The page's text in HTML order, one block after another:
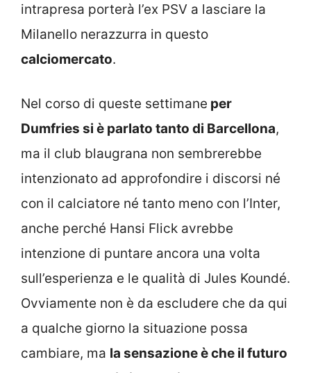
intrapresa porterà l’ex PSV a lasciare la
Milanello nerazzurra in questo
calciomercato.
Nel corso di queste settimane per
Dumfries si è parlato tanto di Barcellona,
ma il club blaugrana non sembrerebbe
intenzionato ad approfondire i discorsi né
con il calciatore né tanto meno con l’Inter,
anche perché Hansi Flick avrebbe
intenzione di puntare ancora una volta
sull’esperienza e le qualità di Jules Koundé.
Ovviamente non è da escludere che da qui
a qualche giorno la situazione possa
cambiare, ma la sensazione è che il futuro